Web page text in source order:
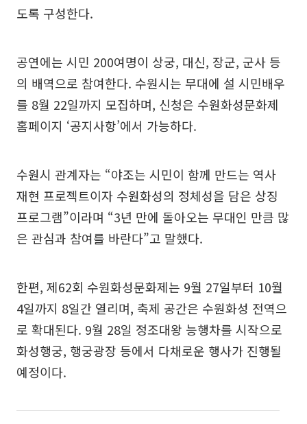
도록 구성한다.
공연에는 시민 200여명이 상궁, 대신, 장군, 군사 등
의 배역으로 참여한다. 수원시는 무대에 설 시민배우
를 8월 22일까지 모집하며, 신청은 수원화성문화제
홈페이지 ‘공지사항’에서 가능하다.
수원시 관계자는 “야조는 시민이 함께 만드는 역사
재현 프로젝트이자 수원화성의 정체성을 담은 상징
프로그램”이라며 “3년 만에 돌아오는 무대인 만큼 많
은 관심과 참여를 바란다”고 말했다.
한편, 제62회 수원화성문화제는 9월 27일부터 10월
4일까지 8일간 열리며, 축제 공간은 수원화성 전역으
로 확대된다. 9월 28일 정조대왕 능행차를 시작으로
화성행궁, 행궁광장 등에서 다채로운 행사가 진행될
예정이다.